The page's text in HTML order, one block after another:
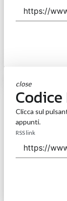
close
Codice
Clicca sul
appunti.
RSS link